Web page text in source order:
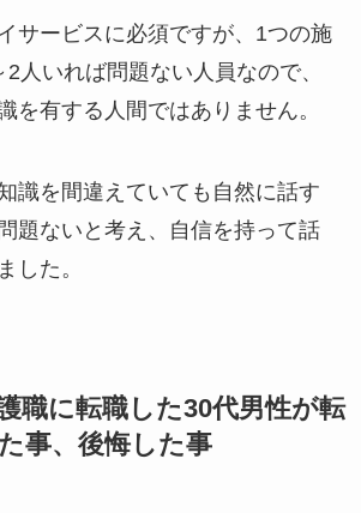
サービスに必須ですが、1つの施
人いれば問題ない人員なので、
を有する人間ではありません。
識を間違えていても自然に話す
題ないと考え、自信を持って話
した。
職に転職した30代男性が転
事、後悔した事